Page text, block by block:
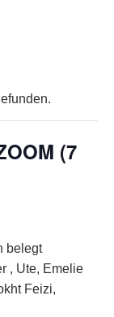
(7
belegt
, Ute, Emelie
Feizi,